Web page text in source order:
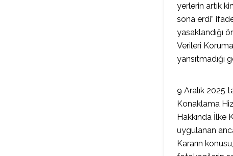
yerlerin artık
sona erdi”
yasaklandığı
Verileri Koruma
yansıtmadığı
9 Aralık 2025
Konaklama
Hakkında İlke
uygulanan
Kararın